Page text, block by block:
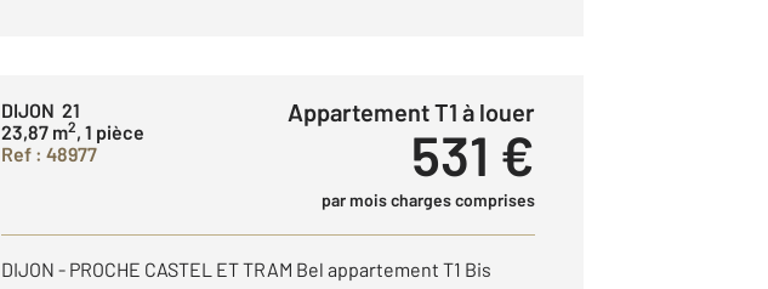
DIJON 21
23,87 m2, 1 pièce
Ref : 48977
Appartement T1 à louer
531 €
par mois charges comprises
DIJON - PROCHE CASTEL ET TRAM Bel appartement T1 Bis